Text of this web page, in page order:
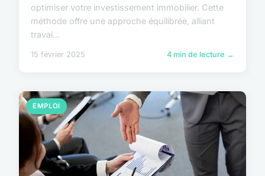
optimiser votre investissement immobilier. Cette
méthode offre une approche équilibrée, alliant
travai...
15 février 2025 4 min de lecture →
EMPLOI